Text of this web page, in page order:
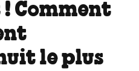
Comment
le plus